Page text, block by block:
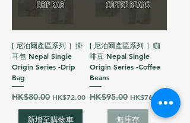
[ 尼泊爾產區系列 ］掛
耳包 Nepal Single
Origin Series -Drip
Bag
一般價格
HK$80.00 促銷價格
HK$72.00
新增至購物車
[ 尼泊爾產區系列 ］咖
啡豆 Nepal Single
Origin Series -Coffee
Beans
一般價格
HK$95.00 促銷價格
HK$76.00
無庫存